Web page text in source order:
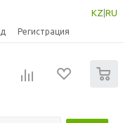
KZ RU
Регистрация